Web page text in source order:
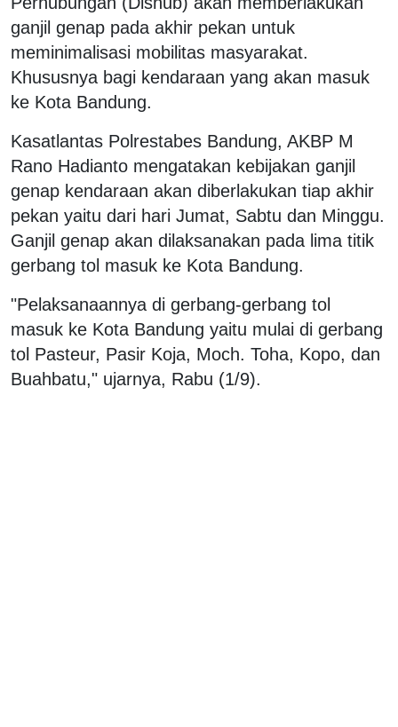
ganjil genap pada akhir pekan untuk
meminimalisasi mobilitas masyarakat.
Khususnya bagi kendaraan yang akan masuk
ke Kota Bandung.
Kasatlantas Polrestabes Bandung, AKBP M
Rano Hadianto mengatakan kebijakan ganjil
genap kendaraan akan diberlakukan tiap akhir
pekan yaitu dari hari Jumat, Sabtu dan Minggu.
Ganjil genap akan dilaksanakan pada lima titik
gerbang tol masuk ke Kota Bandung.
"Pelaksanaannya di gerbang-gerbang tol
masuk ke Kota Bandung yaitu mulai di gerbang
tol Pasteur, Pasir Koja, Moch. Toha, Kopo, dan
Buahbatu," ujarnya, Rabu (1/9).